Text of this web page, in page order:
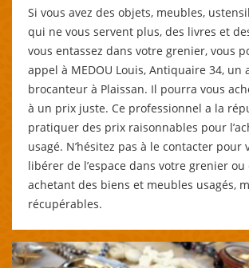
Si vous avez des objets, meubles,
qui ne vous servent plus, des livres et
vous entassez dans votre grenier, vous
appel à MEDOU Louis, Antiquaire 34, un
brocanteur à Plaissan. Il pourra vous
à un prix juste. Ce professionnel a la
pratiquer des prix raisonnables pour
usagé. N’hésitez pas à le contacter pour
libérer de l’espace dans votre grenier ou
achetant des biens et meubles usagés,
récupérables.